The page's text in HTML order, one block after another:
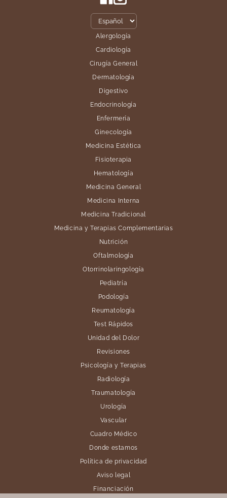
Alergología
Cardiología
Cirugía General
Dermatología
Digestivo
Endocrinología
Enfermería
Ginecología
Medicina Estética
Fisioterapia
Hematología
Medicina General
Medicina Interna
Medicina Tradicional
Medicina y Terapias Complementarias
Nutrición
Oftalmología
Otorrinolaringología
Pediatría
Podología
Reumatología
Test Rápidos
Unidad del Dolor
Revisiones
Psicología y Terapias
Radiología
Traumatología
Urología
Vascular
Cuadro Médico
Donde estamos
Política de privacidad
Aviso legal
Financiación